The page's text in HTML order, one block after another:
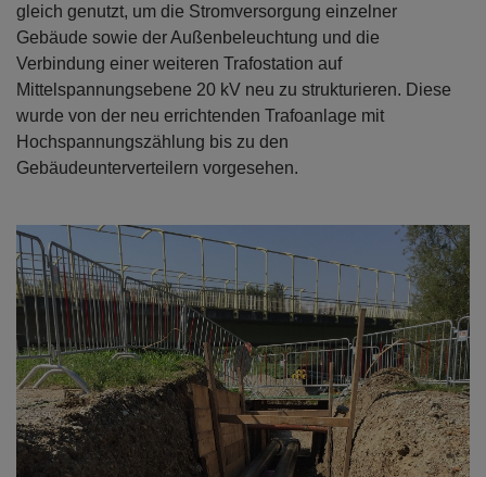
gleich genutzt, um die Stromversorgung einzelner
Gebäude sowie der Außenbeleuchtung und die
Verbindung einer weiteren Trafostation auf
Mittelspannungsebene 20 kV neu zu strukturieren. Diese
wurde von der neu errichtenden Trafoanlage mit
Hochspannungszählung bis zu den
Gebäudeunterverteilern vorgesehen.